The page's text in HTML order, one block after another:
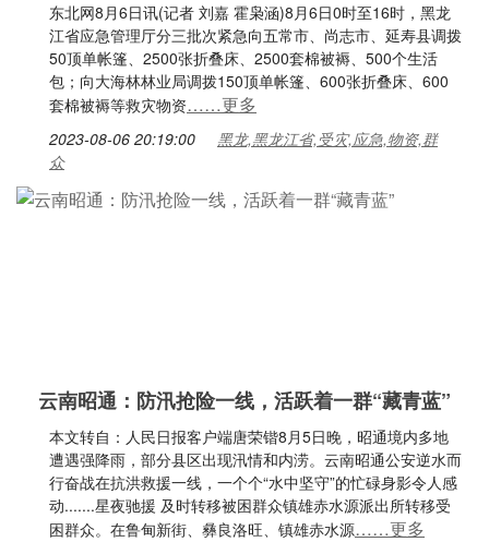
东北网8月6日讯(记者 刘嘉 霍枭涵)8月6日0时至16时，黑龙
江省应急管理厅分三批次紧急向五常市、尚志市、延寿县调拨
50顶单帐篷、2500张折叠床、2500套棉被褥、500个生活
包；向大海林林业局调拨150顶单帐篷、600张折叠床、600
套棉被褥等救灾物资……更多
2023-08-06 20:19:00
黑龙,黑龙江省,受灾,应急,物资,群
众
云南昭通：防汛抢险一线，活跃着一群“藏青蓝”
本文转自：人民日报客户端唐荣锴8月5日晚，昭通境内多地
遭遇强降雨，部分县区出现汛情和内涝。云南昭通公安逆水而
行奋战在抗洪救援一线，一个个“水中坚守”的忙碌身影令人感
动.......星夜驰援 及时转移被困群众镇雄赤水源派出所转移受
困群众。在鲁甸新街、彝良洛旺、镇雄赤水源……更多